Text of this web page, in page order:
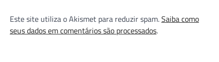
Este site utiliza o Akismet para reduzir spam.Saiba como
seus dados em comentários são processados.